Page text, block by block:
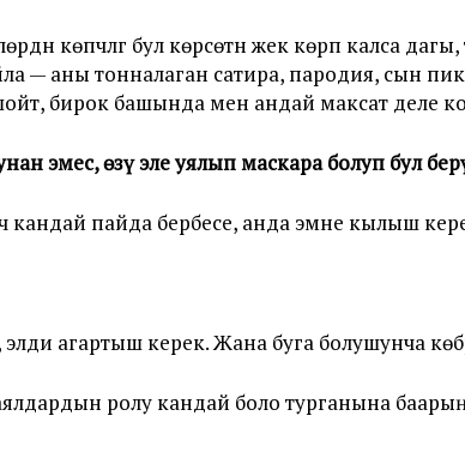
көпчүлүгү бул көрсөтүүнү жек көрүп
— аны тонналаган сатира, пародия, сын
бирок башында мен андай максат деле
эмес, өзү эле уялып маскара болуп бул
кандай пайда бербесе, анда эмне кылыш
агартыш керек. Жана буга болушунча
ролу кандай боло турганына